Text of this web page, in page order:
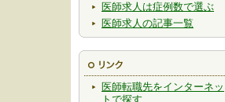
医師求人は症例数で選ぶ
医師求人の記事一覧
医師転職先をインターネッ
トで探す